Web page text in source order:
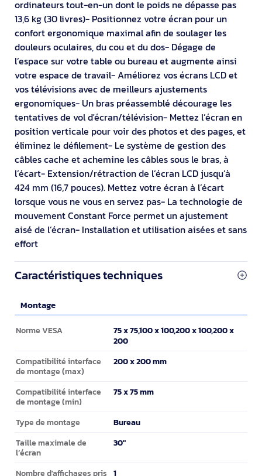
ordinateurs tout-en-un dont le poids ne dépasse pas
13,6 kg (30 livres)- Positionnez votre écran pour un
confort ergonomique maximal afin de soulager les
douleurs oculaires, du cou et du dos- Dégage de
l’espace sur votre table ou bureau et augmente ainsi
votre espace de travail- Améliorez vos écrans LCD et
vos télévisions avec de meilleurs ajustements
ergonomiques- Un bras préassemblé décourage les
tentatives de vol d'écran/télévision- Mettez l’écran en
position verticale pour voir des photos et des pages, et
éliminez le défilement- Le système de gestion des
câbles cache et achemine les câbles sous le bras, à
l’écart- Extension/rétraction de l’écran LCD jusqu’à
424 mm (16,7 pouces). Mettez votre écran à l’écart
lorsque vous ne vous en servez pas- La technologie de
mouvement Constant Force permet un ajustement
aisé de l’écran- Installation et utilisation aisées et sans
effort
Caractéristiques techniques
Montage
Montage
Norme VESA
75 x 75,100 x 100,200 x 100,200 x
200
Compatibilité interface
de montage (max)
200 x 200 mm
Compatibilité interface
de montage (min)
75 x 75 mm
Type de montage Bureau
Taille maximale de
l’écran
30"
Nombre d'affichages pris 1